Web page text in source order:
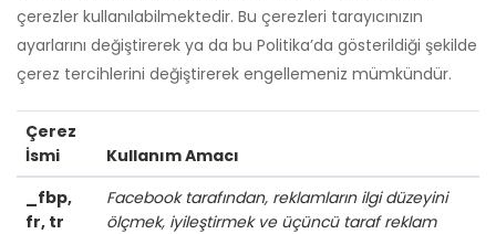
çerezler kullanılabilmektedir. Bu çerezleri tarayıcınızın
ayarlarını değiştirerek ya da bu Politika’da gösterildiği şekilde
çerez tercihlerini değiştirerek engellemeniz mümkündür.
Çerez
İsmi
Kullanım Amacı
_fbp,
fr, tr
Facebook tarafından, reklamların ilgi düzeyini
ölçmek, iyileştirmek ve üçüncü taraf reklam